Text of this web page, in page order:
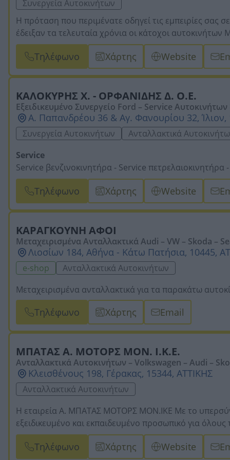
Συνεργεία Αυτοκινήτων
Η πρόταση που περιμένατε οδηγεί τις εμπειρίες σας
έδειξαν τα τελευταία χρόνια οι κάτοχοι
μας έκανε να αποφασίσουμε τη δημιουργία
Ελέγχου από το 2012 και έπειτα, το οποίο θα
συνηθισμένη, έχοντας πάντα ως επίκεντρο τις
Τηλέφωνο Χάρτης Website
ΚΑΛΟΚΥΡΗΣ Χ. - ΟΡΦΑΝΙΔΗΣ Δ. Ο.Ε.
Εξειδικευμένο Συνεργείο Ford – Service
Α. Παπανδρέου 36 & Αγ. Φανουρίου 32, Ίλιον,
Συνεργεία Αυτοκινήτων
Ανταλλακτικά
Service
Service βενζινοκινητήρα - Service πετρελαιοκινητήρα -
Διαγνωστικός έλεγχος 60 μηχανικών σημείων σε κάθε
Μηχανικές Εργασίες
Ολική επισκευή κινητήρα (πετρελαιοκινητήρα –
-ΕΠΙΣΗΣ ΠΡΑΓΜΑΤΟΠΟΙΕΙΤΑΙ ΚΑΘΕ ΜΗΧΑΝΙΚΗ ΕΡΓΑΣΙΑ
-Σύστημα Μετάδοσης Κίνησης
Αλλαγή σετ συμπλέκτη -Επισκευή κιβωτίου
ημιαξόνια – Σταυροί – Μπιλιοφόροι
-Σύστημα Διεύθυνσης - Κατεύθυνσης
Αλλαγή αμορτισέρ - Αλλαγή και επισκευή κρεμαγιέρας -
τιμονιού -Αλλαγή Ακρόμπαρα – Σινεμπλόκ – Ημίμπαρα
Ηλεκτρολογικές Εργασίες- Στο χώρο μας
επιπλέον πληροφορίες μπορείτε να μας καλέσετε
Τηλέφωνο Χάρτης Website
ΚΑΡΑΓΚΟΥΝΗ ΑΦΟΙ
Μεταχειρισμένα Ανταλλακτικά Audi – VW – Skoda –
Λιοσίων 184, Αθήνα - Κάτω Πατήσια, 10445,
e-shop
Ανταλλακτικά Αυτοκινήτων
Μεταχειρισμένα ανταλλακτικά για τα παρακάτω
Τηλέφωνο Χάρτης Email
ΜΠΑΤΑΣ Α. ΜΟΤΟΡΣ ΜΟΝ. Ι.Κ.Ε.
Ανταλλακτικά Αυτοκινήτων – Volkswagen – Audi –
- Ηλεκτρολογείο - DIESEL Service - Βελτιώσεις
Κλεισθένους 198, Γέρακας, 15344, ΑΤΤΙΚΗΣ
Ανταλλακτικά Αυτοκινήτων
Η εταιρεία Α. ΜΠΑΤΑΣ ΜΟΤΟΡΣ ΜΟΝ.ΙΚΕ Με το
εξειδικευμένο και εκπαιδευμένο προσωπικό για
Λιπαντικά -Συμπλέκτες -Τακάκια -Δισκόπλακες -Είδη
Φούσκες - Γρύλλοι παραθύρων - Αμορτισέρ -Σετ
Τηλέφωνο Χάρτης Website